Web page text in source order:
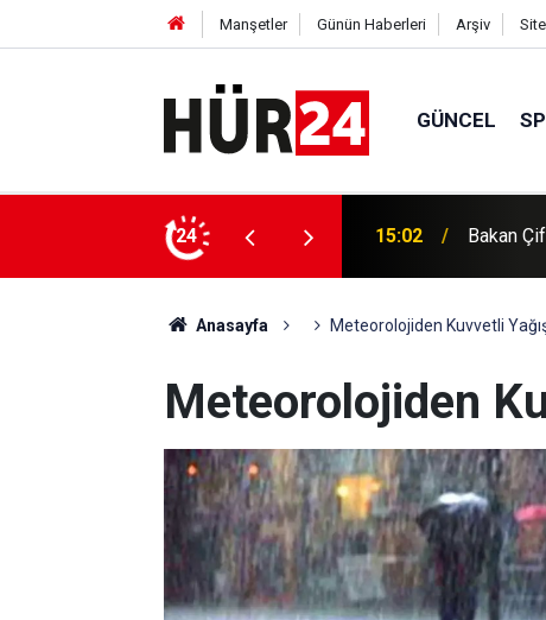
Manşetler Günün Haberleri Arşiv
GÜNCEL
24 14:39
Filistin
Anasayfa Meteorolojiden Kuvvetli Yağış
Meteorolojiden